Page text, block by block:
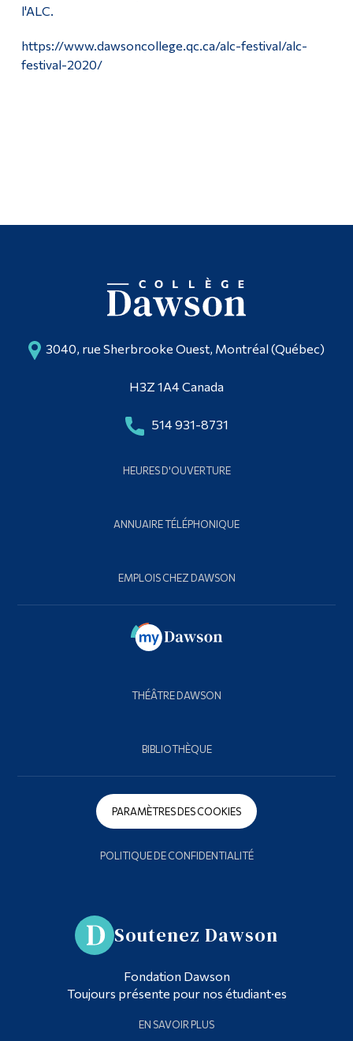
l'ALC.
https://www.dawsoncollege.qc.ca/alc-festival/alc-
festival-2020/
3040, rue Sherbrooke Ouest, Montréal (Québec)
H3Z 1A4 Canada
514 931-8731
HEURES D'OUVERTURE
ANNUAIRE TÉLÉPHONIQUE
EMPLOIS CHEZ DAWSON
THÉÂTRE DAWSON
BIBLIOTHÈQUE
PARAMÈTRES DES COOKIES
POLITIQUE DE CONFIDENTIALITÉ
Soutenez Dawson
Fondation Dawson
Toujours présente pour nos étudiant·es
EN SAVOIR PLUS